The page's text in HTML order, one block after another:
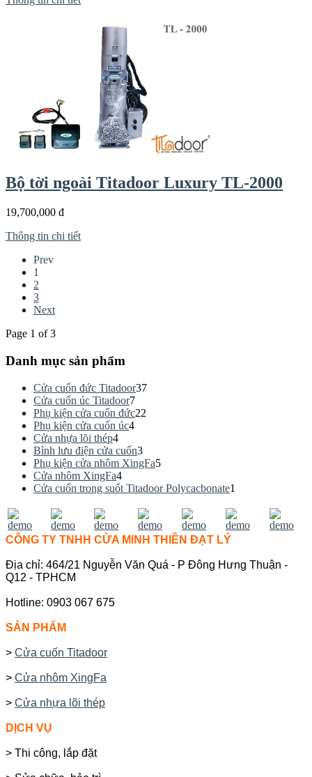
Bộ tời ngoài Titadoor Luxury TL-2000
19,700,000 đ
Thông tin chi tiết
Prev
1
2
3
Next
Page 1 of 3
Danh mục sản phẩm
Cửa cuốn đức Titadoor37
Cửa cuốn úc Titadoor7
Phụ kiện cửa cuốn đức22
Phụ kiện cửa cuốn úc4
Cửa nhựa lõi thép4
Bình lưu điện cửa cuốn3
Phụ kiện cửa nhôm XingFa5
Cửa nhôm XingFa4
Cửa cuốn trong suốt Titadoor Polycacbonate1
CÔNG TY TNHH CỬA MINH THIÊN ĐẠT LÝ
Địa chỉ: 464/21 Nguyễn Văn Quá - P Đông Hưng Thuận -
Q12 - TPHCM
Hotline: 0903 067 675
SẢN PHẨM
> Cửa cuốn Titadoor
> Cửa nhôm XingFa
> Cửa nhựa lõi thép
DỊCH VỤ
> Thi công, lắp đặt